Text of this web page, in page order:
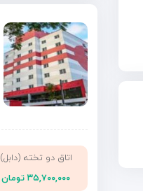
اتاق دو تخته (دابل)
۳۵,۷۰۰,۰۰۰ تومان